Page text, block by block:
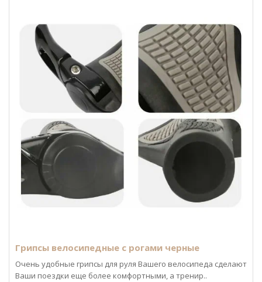
Грипсы велосипедные с рогами черные
Очень удобные грипсы для руля Вашего велосипеда сделают
Ваши поездки еще более комфортными, а тренир..